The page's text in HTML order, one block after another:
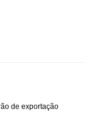
de exportação